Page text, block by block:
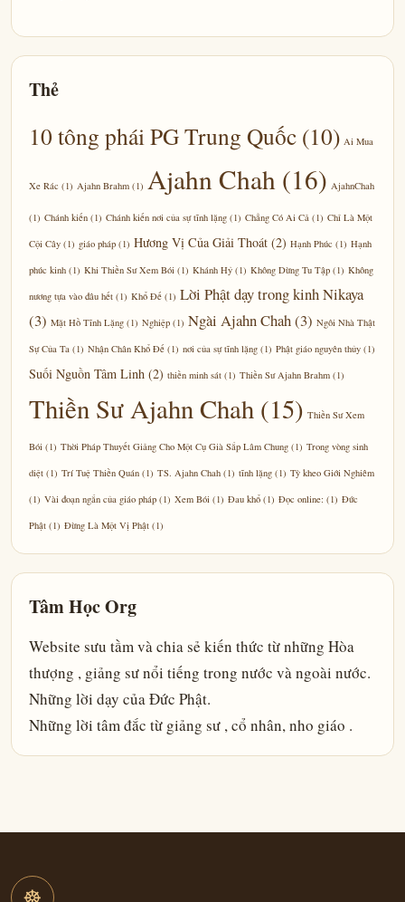
Thẻ
10 tông phái PG Trung Quốc (10) Ai Mua
Xe Rác (1) Ajahn Brahm (1) Ajahn Chah (16) AjahnChah
(1) Chánh kiến (1) Chánh kiến nơi của sự tĩnh lặng (1) Chẳng Có Ai Cả (1) Chỉ Là Một
Cội Cây (1) giáo pháp (1) Hương Vị Của Giải Thoát (2) Hạnh Phúc (1) Hạnh
phúc kinh (1) Khi Thiền Sư Xem Bói (1) Khánh Hỷ (1) Không Dừng Tu Tập (1) Không
nương tựa vào đâu hết (1) Khổ Đế (1) Lời Phật dạy trong kinh Nikaya
(3) Mặt Hồ Tĩnh Lặng (1) Nghiệp (1) Ngài Ajahn Chah(3) Ngôi Nhà Thật
Sự Của Ta (1) Nhận Chân Khổ Đế (1) nơi của sự tĩnh lặng (1) Phật giáo nguyên thủy (1)
Suối Nguồn Tâm Linh (2) thiền minh sát (1) Thiền Sư Ajahn Brahm (1)
Thiền Sư Ajahn Chah (15) Thiền Sư Xem
Bói (1) Thời Pháp Thuyết Giảng Cho Một Cụ Già Sắp Lâm Chung (1) Trong vòng sinh
diệt (1) Trí Tuệ Thiền Quán (1) TS. Ajahn Chah (1) tĩnh lặng (1) Tỳ kheo Giới Nghiêm
(1) Vài đoạn ngắn của giáo pháp (1) Xem Bói (1) Đau khổ (1) Đọc online: (1) Đức
Phật (1) Đừng Là Một Vị Phật (1)
Tâm Học Org
Website sưu tầm và chia sẻ kiến thức từ những Hòa
thượng , giảng sư nổi tiếng trong nước và ngoài nước.
Những lời dạy của Đức Phật.
Những lời tâm đắc từ giảng sư , cổ nhân, nho giáo .